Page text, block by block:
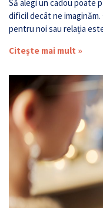
Să alegi un cadou poate
dificil decât ne
pentru noi sau relația
Citește mai mult »